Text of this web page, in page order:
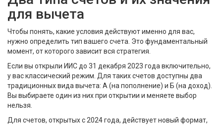
для вычета
Чтобы понять, какие условия действуют именно для вас,
нужно определить тип вашего счета. Это фундаментальный
момент, от которого зависит вся стратегия.
Если вы открыли ИИС до 31 декабря 2023 года включительно,
у вас классический режим. Для таких счетов доступны два
традиционных вида вычета: А (на пополнение) и Б (на доход).
Вы выбираете один из них при открытии и меняете выбор
нельзя.
Для счетов, открытых с 2024 года, действует новый формат,